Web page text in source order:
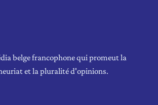
belge francophone qui promeut la
et la pluralité d'opinions.